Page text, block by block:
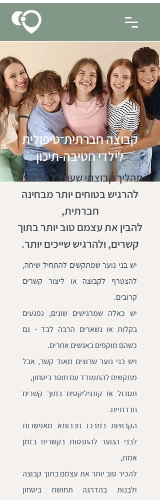
קבוצה חברתית־טיפולית
לילדי חטיבה-תיכון
תהליך קבוצתי שעוזר לבני נוער
להרגיש בטוחים יותר מבחינה
חברתית,
להבין את עצמם טוב יותר בתוך
קשרים, ולהרגיש שייכים יותר.
יש בני נוער שמתקשים להתחיל שיחה,
להצטרף לקבוצה או ליצור קשרים
קרובים.
יש כאלה שמרגישים שונים, נפגעים
בקלות או נשארים הרבה לבד - גם
כשהם מוקפים באנשים אחרים.
ויש בני נוער שרוצים מאוד קשר, אבל
מתקשים להתמודד עם חוסר ביטחון,
תסכול או קונפליקטים בתוך קשרים
חברתיים.
הקבוצות במרכז חברותא מאפשרות
לבני הנוער להתנסות בקשרים בזמן
אמת,
להכיר טוב יותר את עצמם בתוך קבוצה
ולבנות בהדרגה תחושת ביטחון